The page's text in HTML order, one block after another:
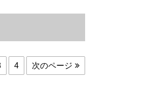
4 次のページ